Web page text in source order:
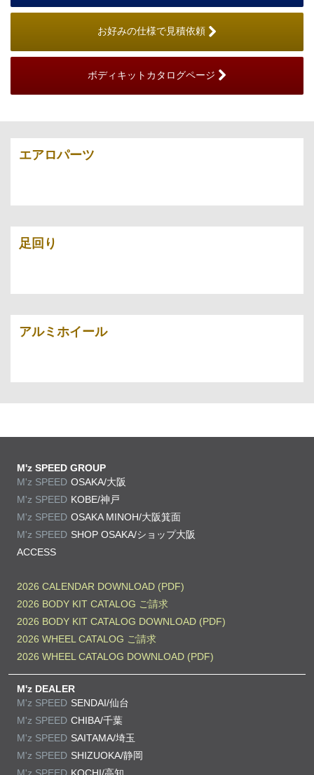
お好みの仕様で見積依頼
ボディキットカタログページ
エアロパーツ
足回り
アルミホイール
M'z SPEED GROUP
M'z SPEED OSAKA/大阪
M'z SPEED KOBE/神戸
M'z SPEED OSAKA MINOH/大阪箕面
M'z SPEED SHOP OSAKA/ショップ大阪
ACCESS
2026 CALENDAR DOWNLOAD (PDF)
2026 BODY KIT CATALOG ご請求
2026 BODY KIT CATALOG DOWNLOAD (PDF)
2026 WHEEL CATALOG ご請求
2026 WHEEL CATALOG DOWNLOAD (PDF)
M'z DEALER
M'z SPEED SENDAI/仙台
M'z SPEED CHIBA/千葉
M'z SPEED SAITAMA/埼玉
M'z SPEED SHIZUOKA/静岡